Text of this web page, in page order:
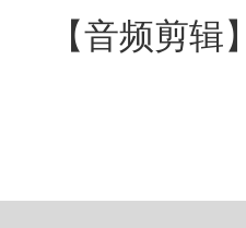
【音频剪辑